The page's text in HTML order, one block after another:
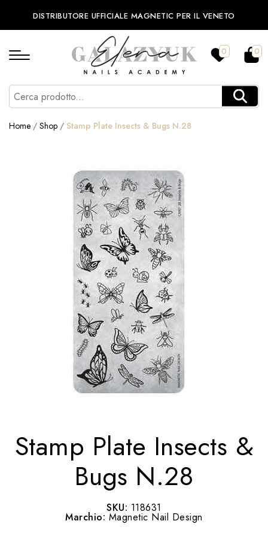
DISTRIBUTORE UFFICIALE MAGNETIC PER IL VENETO
0 0
Home / Shop / Stamp Plate Insects & Bugs N.28
Stamp Plate Insects &
Bugs N.28
SKU: 118631
Marchio: Magnetic Nail Design